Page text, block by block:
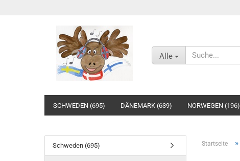
Alle
SCHWEDEN (695) DÄNEMARK (639) NORWEGEN (196)
Startseite »
Schweden (695)